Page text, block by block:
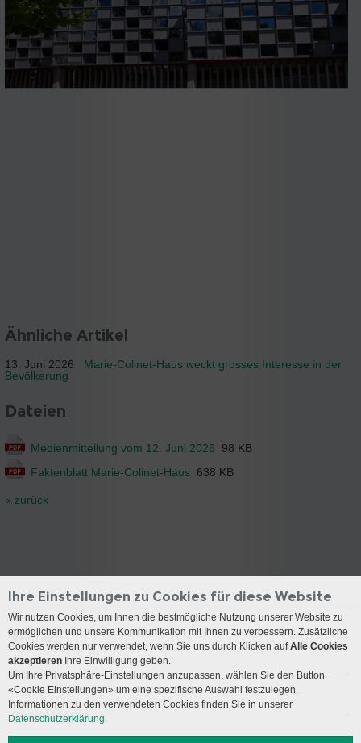
Ähnliche Artikel
13. Juni 2026
Marie-Colinet-Haus weckt grosses Interesse in der
Bevölkerung
Dateien
Medienmitteilung vom 12. Juni 2026
98 KB
Faktenblatt Marie-Colinet-Haus 638 KB
« zurück
Kontakt
Anreise
Social Media
Ihre Einstellungen zu Cookies für diese Website
Wir nutzen Cookies, um Ihnen die bestmögliche Nutzung unserer Website zu
ermöglichen und unsere Kommunikation mit Ihnen zu verbessern. Zusätzliche
Cookies werden nur verwendet, wenn Sie uns durch Klicken aufAlle Cookies
akzeptieren Ihre Einwilligung geben.
Um Ihre Privatsphäre-Einstellungen anzupassen, wählen Sie den Button
«Cookie Einstellungen» um eine spezifische Auswahl festzulegen.
Informationen zu den verwendeten Cookies finden Sie in unserer
Datenschutzerklärung.